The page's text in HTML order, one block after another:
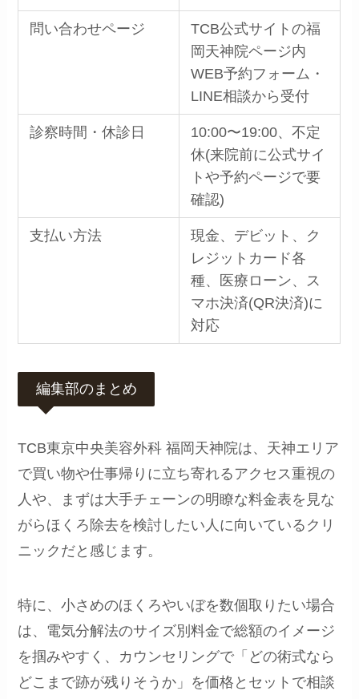
問い合わせページ
TCB公式サイトの福
岡天神院ページ内
WEB予約フォーム・
LINE相談から受付
診察時間・休診日
10:00〜19:00、不定
休(来院前に公式サイ
トや予約ページで要
確認)
支払い方法
現金、デビット、ク
レジットカード各
種、医療ローン、ス
マホ決済(QR決済)に
対応
編集部のまとめ
TCB東京中央美容外科 福岡天神院は、天神エリア
で買い物や仕事帰りに立ち寄れるアクセス重視の
人や、まずは大手チェーンの明瞭な料金表を見な
がらほくろ除去を検討したい人に向いているクリ
ニックだと感じます。
特に、小さめのほくろやいぼを数個取りたい場合
は、電気分解法のサイズ別料金で総額のイメージ
を掴みやすく、カウンセリングで「どの術式なら
どこまで跡が残りそうか」を価格とセットで相談